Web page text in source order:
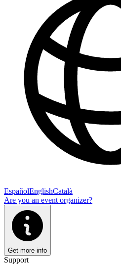
EspañolEnglishCatalà
Are you an event organizer?
Get more info
Support